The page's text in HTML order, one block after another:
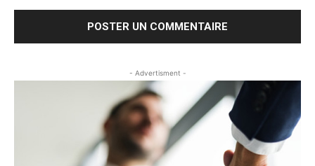
- Advertisment -